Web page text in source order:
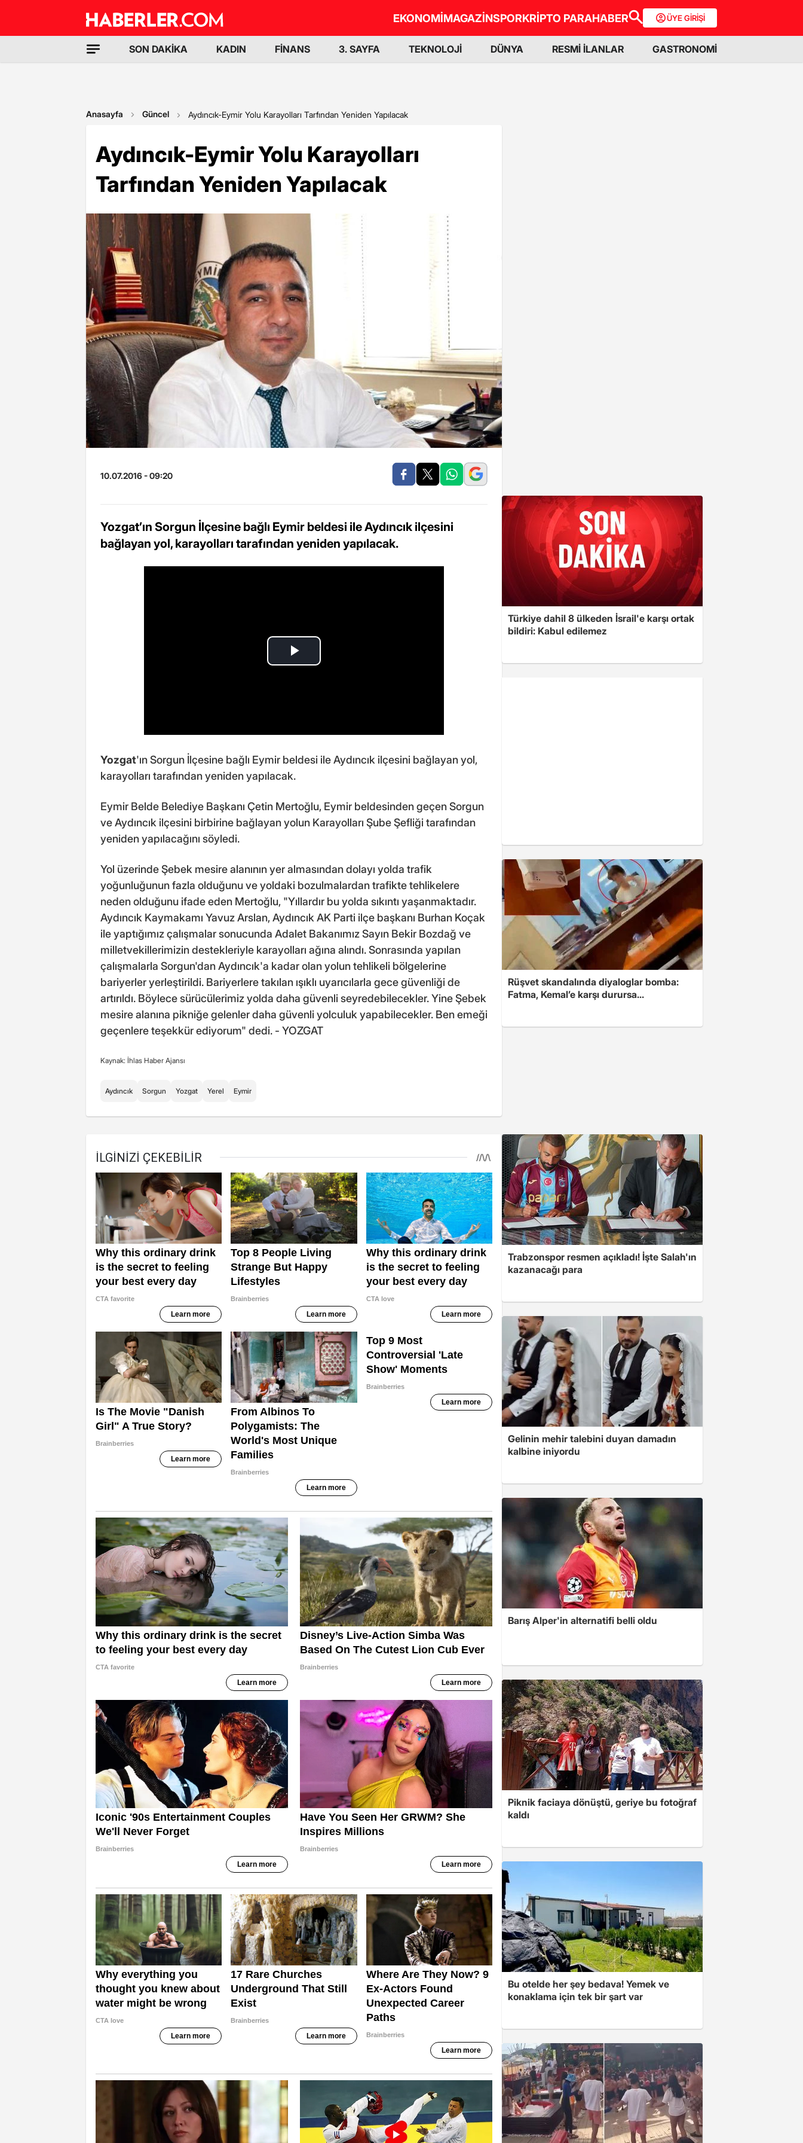
EKONOMİMAGAZİNSPORKRİPTO PARAHABER ÜYE GİRİŞİ
SON DAKİKA KADIN FİNANS 3. SAYFA TEKNOLOJİ DÜNYA RESMİ İLANLAR GASTRONOMİ
Anasayfa Güncel Aydıncık-Eymir Yolu Karayolları Tarfından Yeniden Yapılacak
Aydıncık-Eymir Yolu Karayolları
Tarfından Yeniden Yapılacak
10.07.2016 - 09:20
Yozgat’ın Sorgun İlçesine bağlı Eymir beldesi ile Aydıncık ilçesini
bağlayan yol, karayolları tarafından yeniden yapılacak.
Yozgat'ın Sorgun İlçesine bağlı Eymir beldesi ile Aydıncık ilçesini bağlayan yol,
karayolları tarafından yeniden yapılacak.
Eymir Belde Belediye Başkanı Çetin Mertoğlu, Eymir beldesinden geçen Sorgun
ve Aydıncık ilçesini birbirine bağlayan yolun Karayolları Şube Şefliği tarafından
yeniden yapılacağını söyledi.
Yol üzerinde Şebek mesire alanının yer almasından dolayı yolda trafik
yoğunluğunun fazla olduğunu ve yoldaki bozulmalardan trafikte tehlikelere
neden olduğunu ifade eden Mertoğlu, "Yıllardır bu yolda sıkıntı yaşanmaktadır.
Aydıncık Kaymakamı Yavuz Arslan, Aydıncık AK Parti ilçe başkanı Burhan Koçak
ile yaptığımız çalışmalar sonucunda Adalet Bakanımız Sayın Bekir Bozdağ ve
milletvekillerimizin destekleriyle karayolları ağına alındı. Sonrasında yapılan
çalışmalarla Sorgun'dan Aydıncık'a kadar olan yolun tehlikeli bölgelerine
bariyerler yerleştirildi. Bariyerlere takılan ışıklı uyarıcılarla gece güvenliği de
artırıldı. Böylece sürücülerimiz yolda daha güvenli seyredebilecekler. Yine Şebek
mesire alanına pikniğe gelenler daha güvenli yolculuk yapabilecekler. Ben emeği
geçenlere teşekkür ediyorum" dedi. - YOZGAT
Kaynak: İhlas Haber Ajansı
Aydıncık Sorgun Yozgat Yerel Eymir
Türkiye dahil 8 ülkeden İsrail'e karşı ortak
bildiri: Kabul edilemez
Rüşvet skandalında diyaloglar bomba:
Fatma, Kemal’e karşı durursa...
Trabzonspor resmen açıkladı! İşte Salah'ın
kazanacağı para
Gelinin mehir talebini duyan damadın
kalbine iniyordu
Barış Alper'in alternatifi belli oldu
Piknik faciaya dönüştü, geriye bu fotoğraf
kaldı
Bu otelde her şey bedava! Yemek ve
konaklama için tek bir şart var